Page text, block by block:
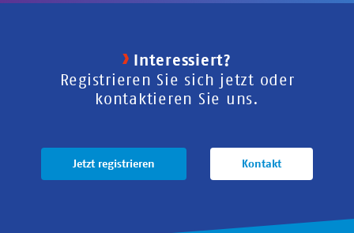
Interessiert?
Registrieren Sie sich jetzt oder
kontaktieren Sie uns.
Jetzt registrieren Kontakt